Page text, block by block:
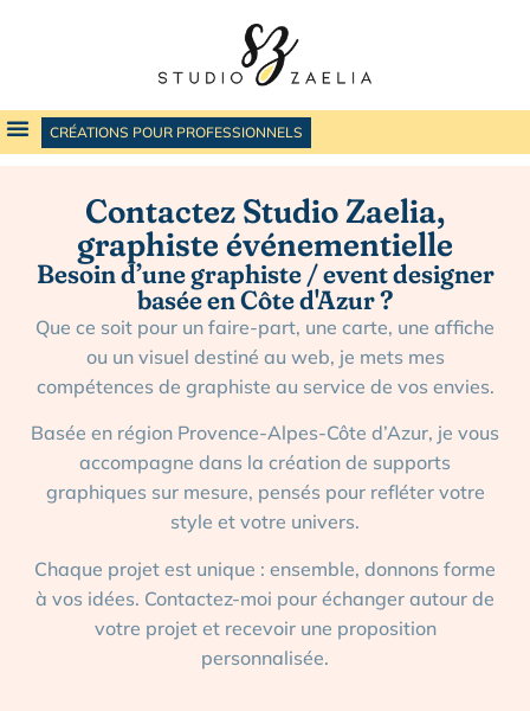
CRÉATIONS POUR PROFESSIONNELS
Contactez Studio Zaelia,
graphiste événementielle
Besoin d’une graphiste / event designer
basée en Côte d'Azur ?
Que ce soit pour un faire-part, une carte, une affiche
ou un visuel destiné au web, je mets mes
compétences de graphiste au service de vos envies.
Basée en région Provence-Alpes-Côte d’Azur, je vous
accompagne dans la création de supports
graphiques sur mesure, pensés pour refléter votre
style et votre univers.
Chaque projet est unique : ensemble, donnons forme
à vos idées. Contactez-moi pour échanger autour de
votre projet et recevoir une proposition
personnalisée.